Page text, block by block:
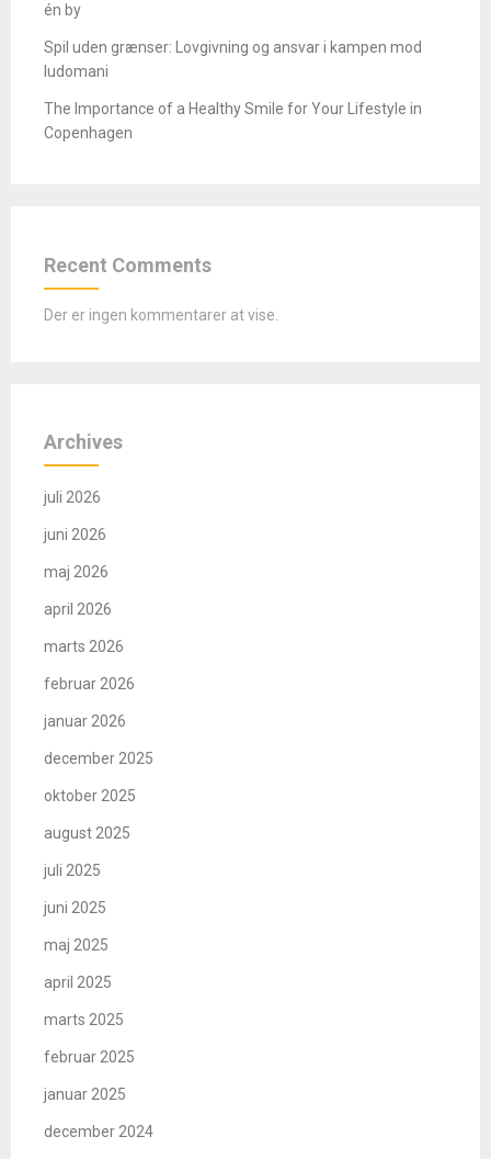
én by
Spil uden grænser: Lovgivning og ansvar i kampen mod
ludomani
The Importance of a Healthy Smile for Your Lifestyle in
Copenhagen
Recent Comments
Der er ingen kommentarer at vise.
Archives
juli 2026
juni 2026
maj 2026
april 2026
marts 2026
februar 2026
januar 2026
december 2025
oktober 2025
august 2025
juli 2025
juni 2025
maj 2025
april 2025
marts 2025
februar 2025
januar 2025
december 2024